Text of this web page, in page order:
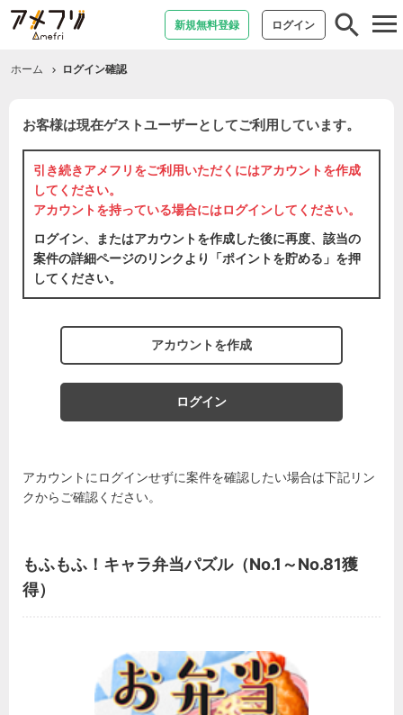
新規無料登録 ログイン
ホーム ログイン確認
お客様は現在ゲストユーザーとしてご利用しています。
引き続きアメフリをご利用いただくにはアカウントを作成
してください。
アカウントを持っている場合にはログインしてください。
ログイン、またはアカウントを作成した後に再度、該当の
案件の詳細ページのリンクより「ポイントを貯める」を押
してください。
アカウントを作成
ログイン
アカウントにログインせずに案件を確認したい場合は下記リン
クからご確認ください。
もふもふ！キャラ弁当パズル（No.1～No.81獲
得）